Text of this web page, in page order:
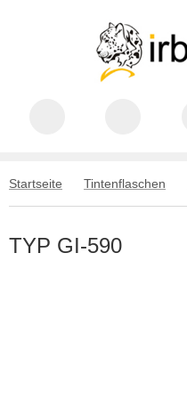
Startseite Tintenflaschen
TYP GI-590